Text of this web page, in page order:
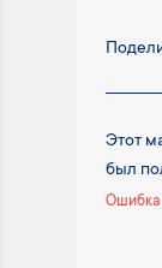
Этот
был
Ошибка